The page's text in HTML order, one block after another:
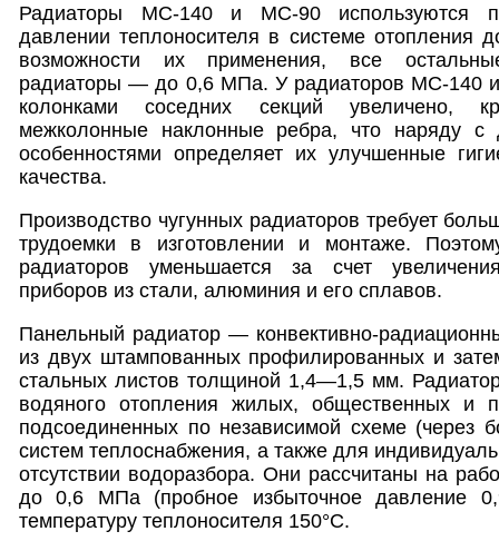
Радиаторы МС-140 и МС-90 используются
давлении теплоносителя в системе отопления
возможности их применения, все
радиаторы — до 0,6 МПа. У радиаторов МС-140
колонками соседних секций увеличено,
межколонные наклонные ребра, что наряду с
особенностями определяет их улучшенные
качества.
Производство чугунных радиаторов требует
трудоемки в изготовлении и монтаже.
радиаторов уменьшается за счет
приборов из стали, алюминия и его сплавов.
Панельный радиатор — конвективно-
из двух штампованных профилированных и
стальных листов толщиной 1,4—1,5 мм.
водяного отопления жилых, общественных и
подсоединенных по независимой схеме (через
систем теплоснабжения, а также для
отсутствии водоразбора. Они рассчитаны на
до 0,6 МПа (пробное избыточное давление
температуру теплоносителя 150°С.